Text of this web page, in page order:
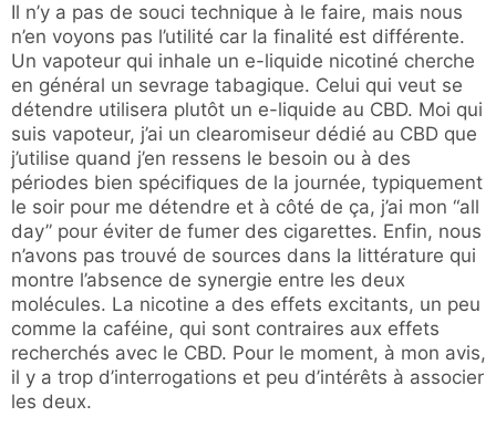
Il n’y a pas de souci technique à le faire, mais nous
n’en voyons pas l’utilité car la finalité est différente.
Un vapoteur qui inhale un e-liquide nicotiné cherche
en général un sevrage tabagique. Celui qui veut se
détendre utilisera plutôt un e-liquide au CBD. Moi qui
suis vapoteur, j’ai un clearomiseur dédié au CBD que
j’utilise quand j’en ressens le besoin ou à des
périodes bien spécifiques de la journée, typiquement
le soir pour me détendre et à côté de ça, j’ai mon “all
day” pour éviter de fumer des cigarettes. Enfin, nous
n’avons pas trouvé de sources dans la littérature qui
montre l’absence de synergie entre les deux
molécules. La nicotine a des effets excitants, un peu
comme la caféine, qui sont contraires aux effets
recherchés avec le CBD. Pour le moment, à mon avis,
il y a trop d’interrogations et peu d’intérêts à associer
les deux.